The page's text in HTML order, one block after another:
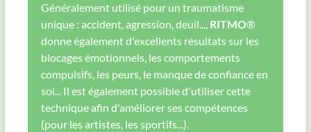
Généralement utilisé pour un traumatisme
unique : accident, agression, deuil..., RITMO®
donne également d'excellents résultats sur les
blocages émotionnels, les comportements
compulsifs, les peurs, le manque de confiance en
soi... Il est également possible d'utiliser cette
technique afin d'améliorer ses compétences
(pour les artistes, les sportifs...).